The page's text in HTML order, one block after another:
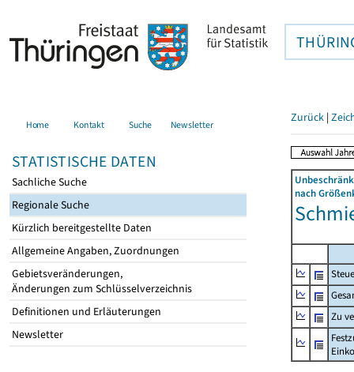
Home Kontakt Suche Newsletter
STATISTISCHE DATEN
Sachliche Suche
Regionale Suche
Kürzlich bereitgestellte Daten
Allgemeine Angaben, Zuordnungen
Gebietsveränderungen,
Änderungen zum Schlüsselverzeichnis
Definitionen und Erläuterungen
Newsletter
Zurück |
nach
Zu